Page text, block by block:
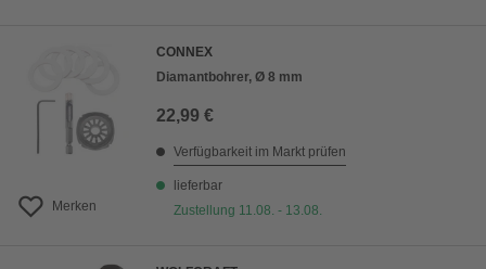
Merken
CONNEX
Diamantbohrer, Ø 8 mm
22,99 €
Verfügbarkeit im Markt prüfen
lieferbar
Zustellung 11.08. - 13.08.